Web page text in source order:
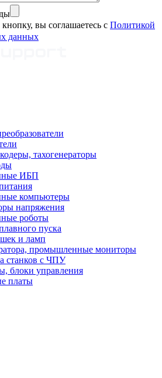
вы соглашаетесь с Политикой
данных
тахогенераторы
ИБП
компьютеры
напряжения
роботы
пуска
и ламп
промышленные мониторы
станков с ЧПУ
блоки управления
платы